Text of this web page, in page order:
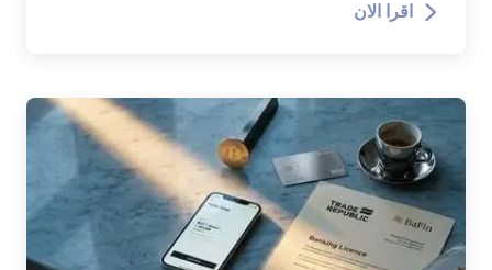
اقرا الان